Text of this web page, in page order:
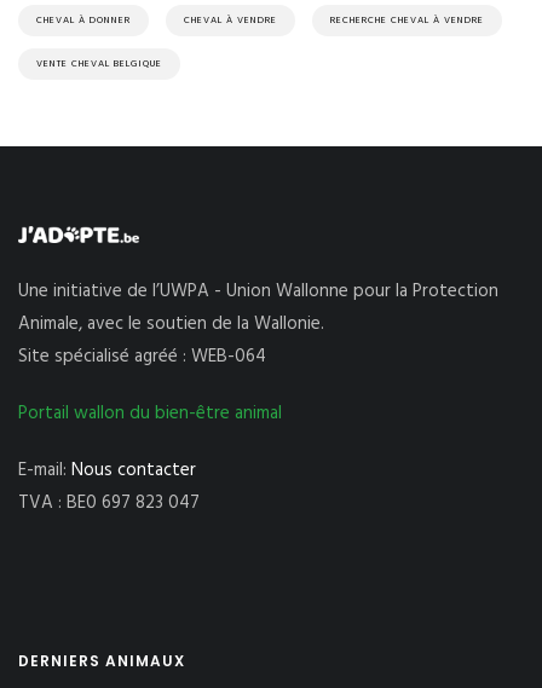
CHEVAL À DONNER CHEVAL À VENDRE RECHERCHE CHEVAL À VENDRE
VENTE CHEVAL BELGIQUE
Une initiative de l’UWPA - Union Wallonne pour la Protection
Animale, avec le soutien de la Wallonie.
Site spécialisé agréé : WEB-064
Portail wallon du bien-être animal
E-mail: Nous contacter
TVA : BE0 697 823 047
DERNIERS ANIMAUX